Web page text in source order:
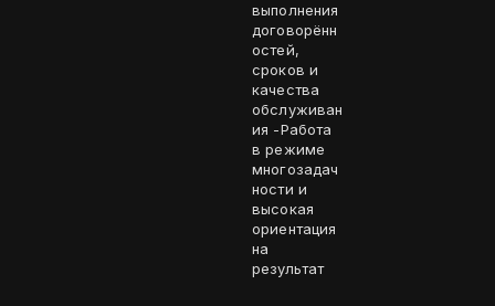
выполнения
договорённ
остей,
сроков и
качества
обслуживан
ия -Работа
в режиме
многозадач
ности и
высокая
ориентация
на
результат